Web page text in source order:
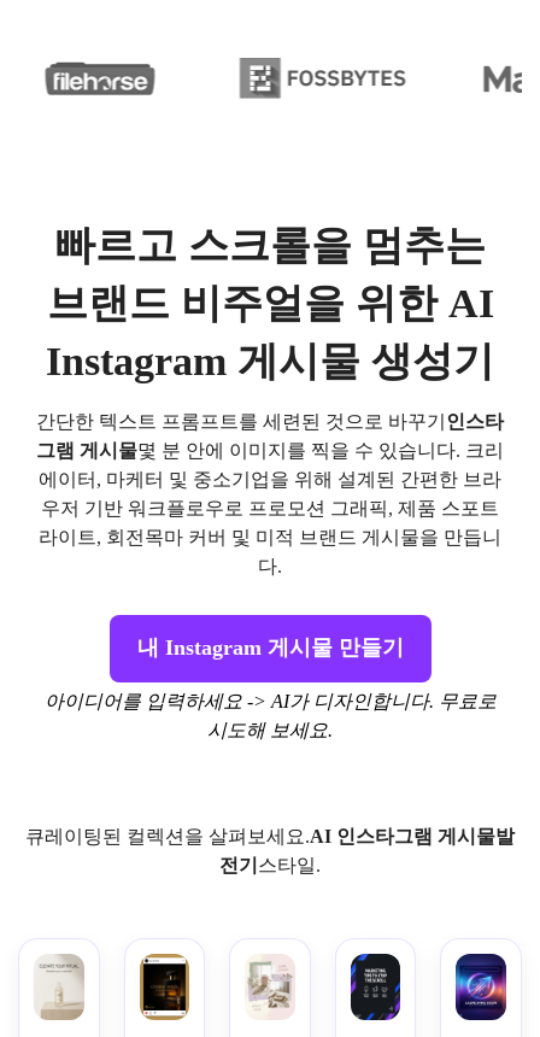
빠르고 스크롤을 멈추는
브랜드 비주얼을 위한 AI
Instagram 게시물 생성기
간단한 텍스트 프롬프트를 세련된 것으로 바꾸기 인스타
그램 게시물몇 분 안에 이미지를 찍을 수 있습니다. 크리
에이터, 마케터 및 중소기업을 위해 설계된 간편한 브라
우저 기반 워크플로우로 프로모션 그래픽, 제품 스포트
라이트, 회전목마 커버 및 미적 브랜드 게시물을 만듭니
다.
내 Instagram 게시물 만들기
아이디어를 입력하세요 -> AI가 디자인합니다. 무료로
시도해 보세요.
큐레이팅된 컬렉션을 살펴보세요.AI 인스타그램 게시물발
전기 스타일.